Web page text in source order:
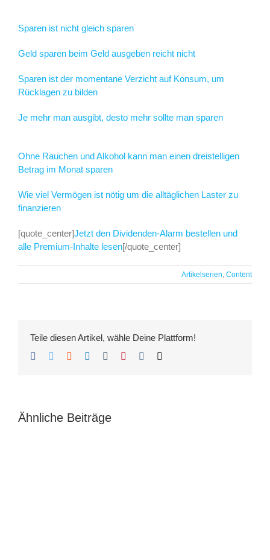
Sparen ist nicht gleich sparen
Geld sparen beim Geld ausgeben reicht nicht
Sparen ist der momentane Verzicht auf Konsum, um
Rücklagen zu bilden
Je mehr man ausgibt, desto mehr sollte man sparen
Ohne Rauchen und Alkohol kann man einen dreistelligen
Betrag im Monat sparen
Wie viel Vermögen ist nötig um die alltäglichen Laster zu
finanzieren
[quote_center]Jetzt den Dividenden-Alarm bestellen und
alle Premium-Inhalte lesen[/quote_center]
Artikelserien, Content
Teile diesen Artikel, wähle Deine Plattform!
Facebook
TwitterReddit LinkedIn
TumblrPinterest
Ähnliche Beiträge